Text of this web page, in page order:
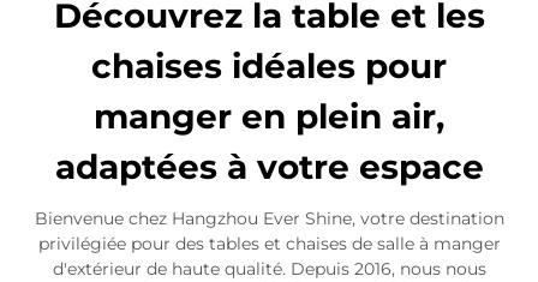
Découvrez la table et les
chaises idéales pour
manger en plein air,
adaptées à votre espace
Bienvenue chez Hangzhou Ever Shine, votre destination
privilégiée pour des tables et chaises de salle à manger
d'extérieur de haute qualité. Depuis 2016, nous nous